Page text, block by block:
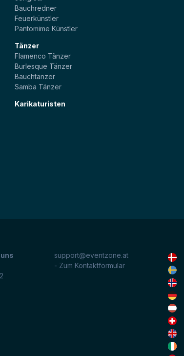
Bauchredner
Feuerkünstler
Pantomime Künstler
Tänzer
Flamenco Tänzer
Burlesque Tänzer
Bauchtänzer
Samba Tänzer
Karikaturisten
support@eventzone.at
- Zum Kontaktformular